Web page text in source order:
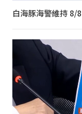
白海豚海警維持 8/